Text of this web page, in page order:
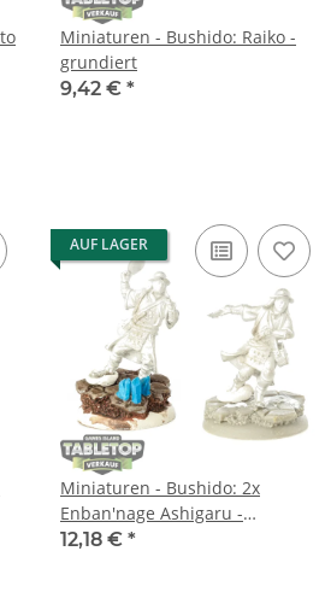
Miniaturen - Bushido: Raiko -
grundiert
9,42 € *
AUF LAGER
Miniaturen - Bushido: 2x
Enban'nage Ashigaru -
unbemalt
12,18 € *